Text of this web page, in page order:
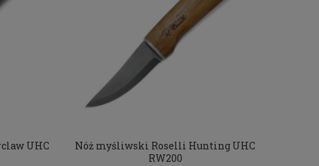
UHC
Nóż myśliwski Roselli Hunting UHC
RW200